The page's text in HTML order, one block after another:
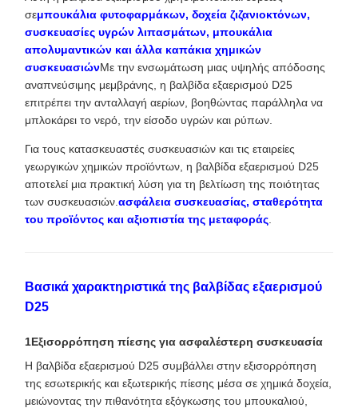
σεμπουκάλια φυτοφαρμάκων, δοχεία ζιζανιοκτόνων,
συσκευασίες υγρών λιπασμάτων, μπουκάλια
απολυμαντικών και άλλα καπάκια χημικών
συσκευασιώνΜε την ενσωμάτωση μιας υψηλής απόδοσης
αναπνεύσιμης μεμβράνης, η βαλβίδα εξαερισμού D25
επιτρέπει την ανταλλαγή αερίων, βοηθώντας παράλληλα να
μπλοκάρει το νερό, την είσοδο υγρών και ρύπων.
Για τους κατασκευαστές συσκευασιών και τις εταιρείες
γεωργικών χημικών προϊόντων, η βαλβίδα εξαερισμού D25
αποτελεί μια πρακτική λύση για τη βελτίωση της ποιότητας
των συσκευασιών. ασφάλεια συσκευασίας, σταθερότητα
του προϊόντος και αξιοπιστία της μεταφοράς
Βασικά χαρακτηριστικά της βαλβίδας εξαερισμού
D25
1Εξισορρόπηση πίεσης για ασφαλέστερη συσκευασία
Η βαλβίδα εξαερισμού D25 συμβάλλει στην εξισορρόπηση
της εσωτερικής και εξωτερικής πίεσης μέσα σε χημικά δοχεία,
μειώνοντας την πιθανότητα εξόγκωσης του μπουκαλιού,